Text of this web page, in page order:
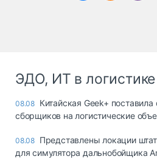
ЭДО, ИТ в логистике
08.08 Китайская Geek+
сборщиков на логистические
08.08 Представлены локации
для симулятора дальнобойщика